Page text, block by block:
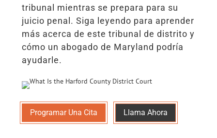
tribunal mientras se prepara para su
juicio penal. Siga leyendo para aprender
más acerca de este tribunal de distrito y
cómo un abogado de Maryland podría
ayudarle.
Programar Una Cita Llama Ahora